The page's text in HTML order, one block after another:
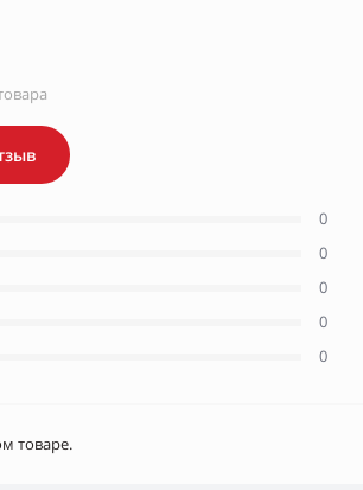
0
0
0
0
0
товаре.